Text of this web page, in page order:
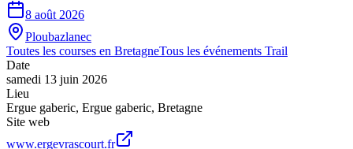
8 août 2026
Ploubazlanec
Toutes les courses en BretagneTous les événements Trail
Date
samedi 13 juin 2026
Lieu
Ergue gaberic, Ergue gaberic, Bretagne
Site web
www.ergevrascourt.fr